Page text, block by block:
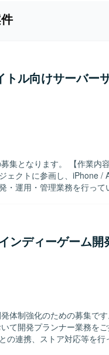
トル向けサーバー
作業内容】 サーバー
ェクトに参画し、iPhone /
・運用・管理業務を行って
。また、他職種とも連携し
魅力】 超大型
ム展開・3Dゲームタイト
ームサービスの開発・運用
験を積むことができます。
ラウドを利用し、開発言語
Cursor などのAI系ツール
ンディーゲーム開
強化のための募集です。 【作
て開発プランナー業務を
の連携、ストア対応等を行